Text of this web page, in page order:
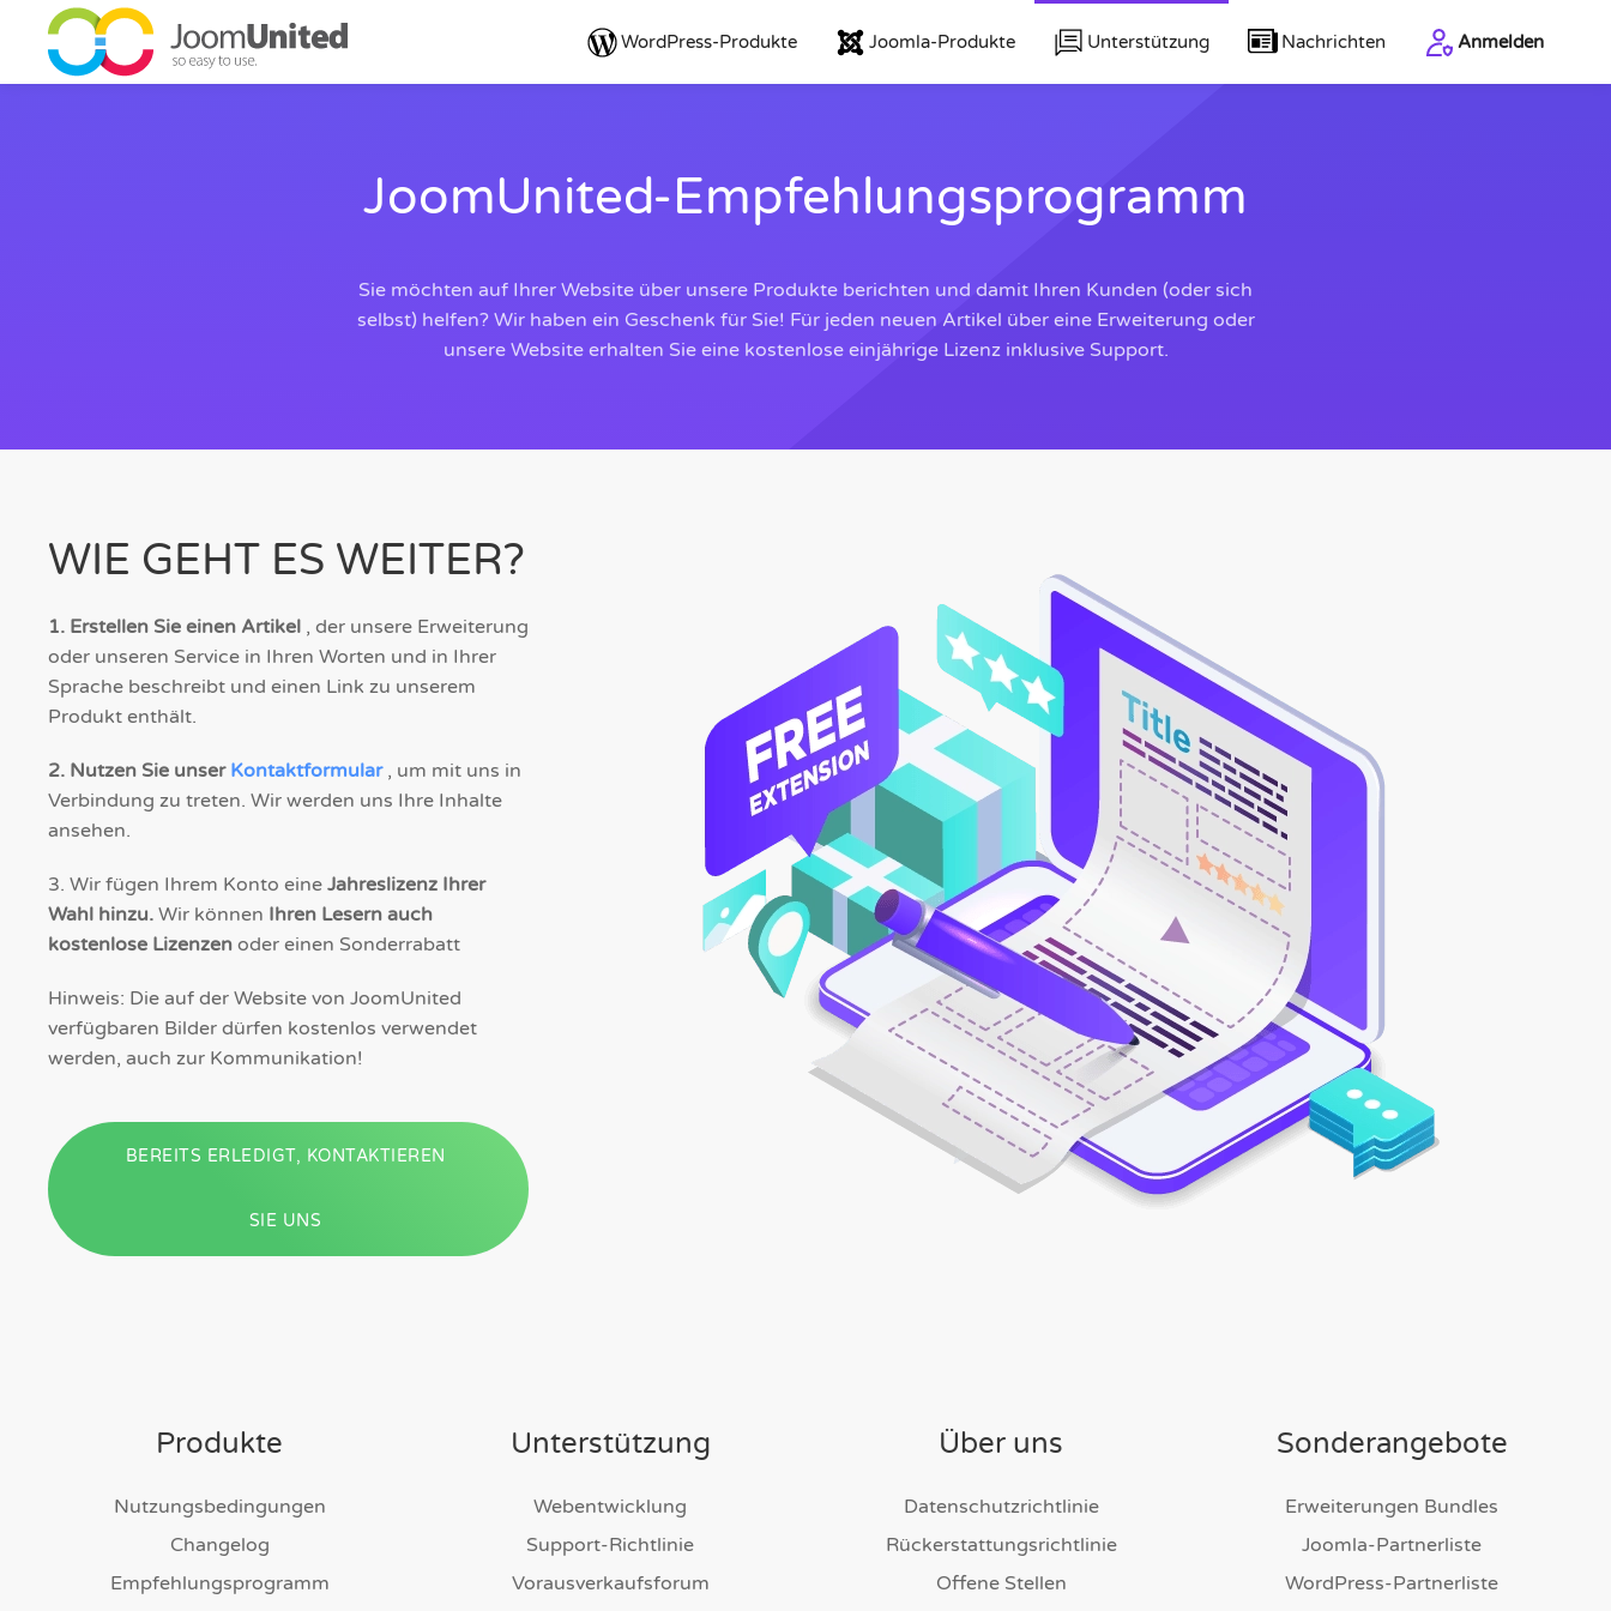
Zum Hauptinhalt springen
WordPress-Produkte Joomla-Produkte Unterstützung Nachrichten Anmelden
JoomUnited-Empfehlungsprogramm
Sie möchten auf Ihrer Website über unsere Produkte berichten und damit Ihren Kunden (oder sich
selbst) helfen? Wir haben ein Geschenk für Sie! Für jeden neuen Artikel über eine Erweiterung oder
unsere Website erhalten Sie eine kostenlose einjährige Lizenz inklusive Support.
WIE GEHT ES WEITER?
1. Erstellen Sie einen Artikel , der unsere Erweiterung
oder unseren Service in Ihren Worten und in Ihrer
Sprache beschreibt und einen Link zu unserem
Produkt enthält.
2. Nutzen Sie unser Kontaktformular, um mit uns in
Verbindung zu treten. Wir werden uns Ihre Inhalte
ansehen.
3. Wir fügen Ihrem Konto eine Jahreslizenz Ihrer
Wahl hinzu. Wir können Ihren Lesern auch
kostenlose Lizenzen oder einen Sonderrabatt
Hinweis: Die auf der Website von JoomUnited
verfügbaren Bilder dürfen kostenlos verwendet
werden, auch zur Kommunikation!
BEREITS ERLEDIGT, KONTAKTIEREN
SIE UNS
Produkte
Nutzungsbedingungen
Changelog
Empfehlungsprogramm
Unterstützung
Webentwicklung
Support-Richtlinie
Vorausverkaufsforum
Über uns
Datenschutzrichtlinie
Rückerstattungsrichtlinie
Offene Stellen
Sonderangebote
Erweiterungen Bundles
Joomla-Partnerliste
WordPress-Partnerliste